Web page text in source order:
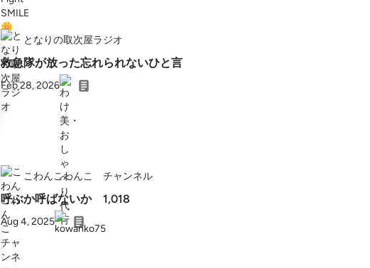
となりの取次屋ラジオ
救急隊が放った忘れられないひと言
Feb 28, 2026
こわんこわんこ チャンネル
呼ぶか呼ばないか 1,018
Aug 4, 2025